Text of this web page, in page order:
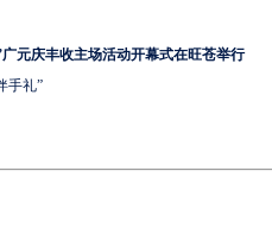
元庆丰收主场活动开幕式在旺苍举行
手礼”